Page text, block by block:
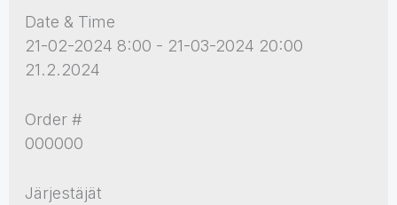
Date & Time
21-02-2024 8:00 - 21-03-2024 20:00
21.2.2024
Order #
000000
Järjestäjät